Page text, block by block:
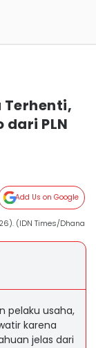
Terhenti,
PLN
Add Us on Google
(IDN Times/Dhana
pelaku usaha,
karena
jelas dari